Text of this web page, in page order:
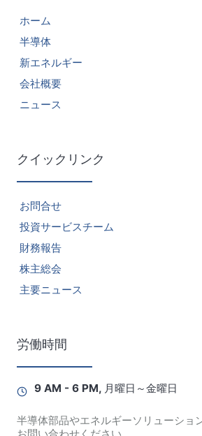
ホーム
半導体
新エネルギー
会社概要
ニュース
クイックリンク
お問合せ
投資サービスチーム
財務報告
株主総会
主要ニュース
労働時間
9 AM - 6 PM, 月曜日～金曜日
半導体部品やエネルギーソリューショ